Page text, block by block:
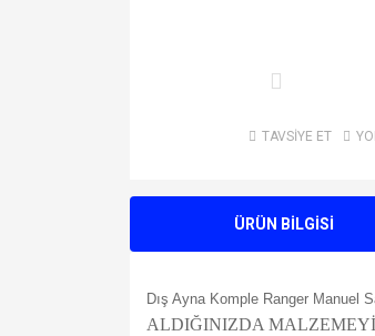
TAVSİYE ET
ÜRÜN BİLGİSİ
Dış Ayna Komple Ranger Manuel
ALDIĞINIZDA